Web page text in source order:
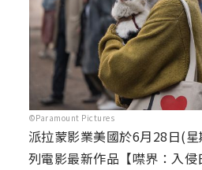
©Paramount Pictures
派拉蒙影業美國於6月28日(
列電影最新作品【噤界：入